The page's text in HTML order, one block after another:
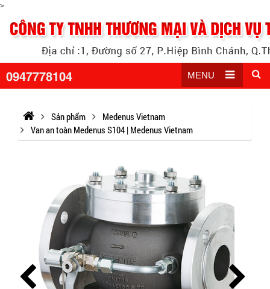
>
0947778104 MENU
Sản phẩm
Medenus Vietnam
Van an toàn Medenus S104 | Medenus Vietnam